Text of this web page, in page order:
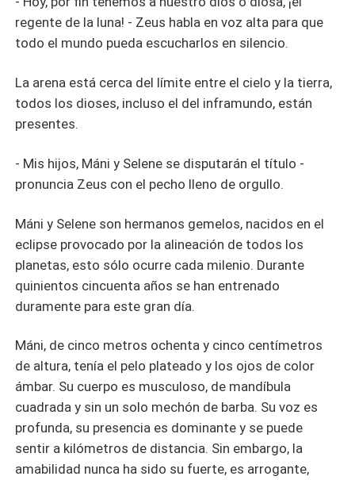
regente de la luna! - Zeus habla en voz alta para que
todo el mundo pueda escucharlos en silencio.
La arena está cerca del límite entre el cielo y la tierra,
todos los dioses, incluso el del inframundo, están
presentes.
- Mis hijos, Máni y Selene se disputarán el título -
pronuncia Zeus con el pecho lleno de orgullo.
Máni y Selene son hermanos gemelos, nacidos en el
eclipse provocado por la alineación de todos los
planetas, esto sólo ocurre cada milenio. Durante
quinientos cincuenta años se han entrenado
duramente para este gran día.
Máni, de cinco metros ochenta y cinco centímetros
de altura, tenía el pelo plateado y los ojos de color
ámbar. Su cuerpo es musculoso, de mandíbula
cuadrada y sin un solo mechón de barba. Su voz es
profunda, su presencia es dominante y se puede
sentir a kilómetros de distancia. Sin embargo, la
amabilidad nunca ha sido su fuerte, es arrogante,